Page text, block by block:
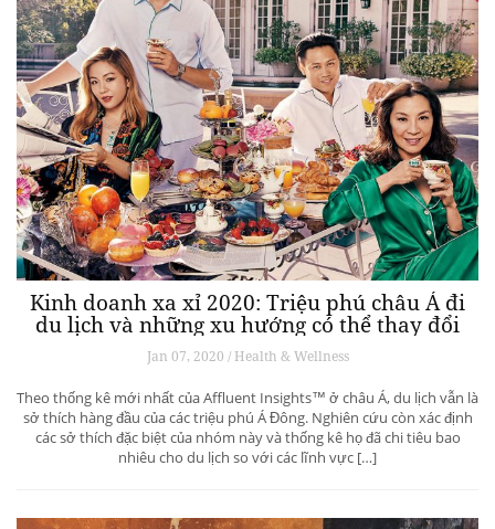
Kinh doanh xa xỉ 2020: Triệu phú châu Á đi
du lịch và những xu hướng có thể thay đổi
ngành du lịch thượng lưu
Jan 07, 2020 / Health & Wellness
Theo thống kê mới nhất của Affluent Insights™ ở châu Á, du lịch vẫn là
sở thích hàng đầu của các triệu phú Á Đông. Nghiên cứu còn xác định
các sở thích đặc biệt của nhóm này và thống kê họ đã chi tiêu bao
nhiêu cho du lịch so với các lĩnh vực […]